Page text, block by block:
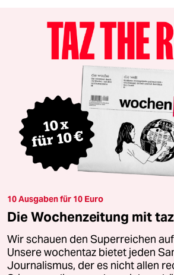
10 Ausgaben für 10 Euro
Die Wochenzeitung mit
Wir schauen den Superreichen
Unsere wochentaz bietet jeden
Journalismus, der es nicht allen